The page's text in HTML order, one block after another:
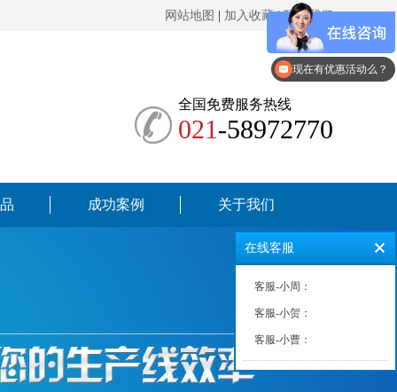
网站地图 加入收藏|联系我们
全国免费服务热线
021-58972770
成功案例 关于我们
在线客服
客服-小周：
客服-小贺：
客服-小曹：
现在有优惠活动么？